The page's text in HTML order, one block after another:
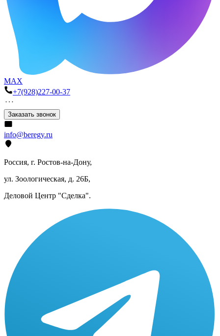
MAX
+7(928)227-00-37
Заказать звонок
info@beregy.ru
Россия, г. Ростов-на-Дону,
ул. Зоологическая, д. 26Б,
Деловой Центр "Сделка".